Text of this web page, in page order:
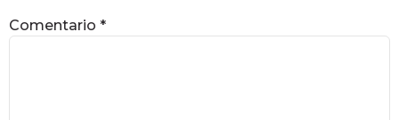
Comentario *